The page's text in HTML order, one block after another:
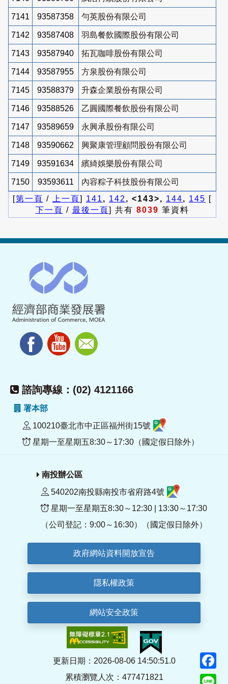
7141 93587358 勻英股份有限公司
7142 93587408 羽島餐飲國際股份有限公司
7143 93587940 拓瓦咖啡股份有限公司
7144 93587955 方泉股份有限公司
7145 93588379 升森企業股份有限公司
7146 93588526 乙圓國際餐飲股份有限公司
7147 93589659 永興承股份有限公司
7148 93590662 興聚康管理顧問股份有限公司
7149 93591634 繽綺娛樂股份有限公司
7150 93593611
內容粽子科技股份有限公司
[第一頁 / 上一頁] 141 , 142 , <143>, 144, 145 [
下一頁 / 最後一頁] 共有 8039 筆資料
諮詢專線：(02) 4121166
署本部
100210臺北市中正區福州街15號
星期一至星期五8:30～17:30（國定假日除外）
南投辦公區
540202南投縣南投市省府路4號
星期一至星期五8:30～12:30 | 13:30～17:30
（公司登記：9:00～16:30）（國定假日除外）
政府網站資料開放宣告
隱私權政策
網站安全政策
更新日期：2026-08-06 14:50:51.0
累積瀏覽人次：477471821